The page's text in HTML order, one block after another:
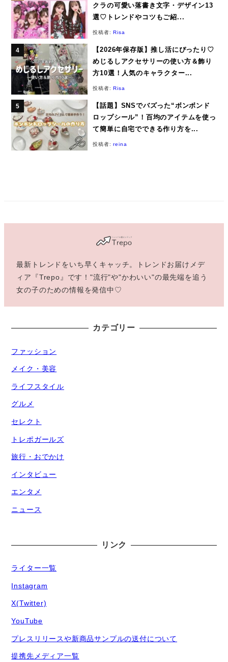
クラの可愛い落書き文字・デザイン13
選♡トレンドやコツもご紹...
投稿者: Risa
【2026年保存版】推し活にぴったり♡
めじるしアクセサリーの使い方＆飾り
方10選！人気のキャラクター...
投稿者: Risa
【話題】SNSでバズった“ボンボンド
ロップシール”！百均のアイテムを使っ
て簡単に自宅でできる作り方を...
投稿者:reina
最新トレンドをいち早くキャッチ。トレンドお届けメデ
ィア『Trepo』です！"流行"や"かわいい"の最先端を追う
女の子のための情報を発信中♡
カテゴリー
ファッション
メイク・美容
ライフスタイル
グルメ
セレクト
トレポガールズ
旅行・おでかけ
インタビュー
エンタメ
ニュース
リンク
ライター一覧
Instagram
X(Twitter)
YouTube
プレスリリースや新商品サンプルの送付について
提携先メディア一覧